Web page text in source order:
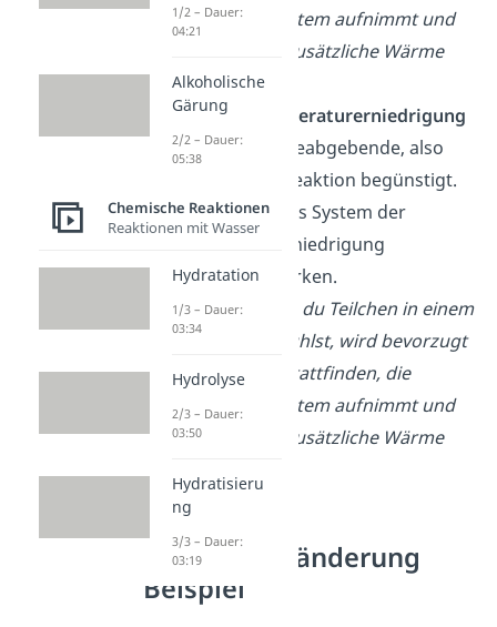
Wärme ins System aufnimmt und
nicht die, die zusätzliche Wärme
abgibt.
Bei einer
Temperaturerniedrigung
wird die wärmeabgebende, also
, Reaktion begünstigt.
So versucht das System der
Temperaturerniedrigung
entgegenzuwirken.
Beispiel:
Wenn du Teilchen in einem
Behältnis abkühlst, wird bevorzugt
die Reaktion stattfinden, die
Wärme ins System aufnimmt und
nicht die, die zusätzliche Wärme
Temperaturänderung
Beispiel
1/2 – Dauer:
04:21
Alkoholische
Gärung
2/2 – Dauer:
05:38
Chemische Reaktionen
Reaktionen mit Wasser
Hydratation
1/3 – Dauer:
03:34
Hydrolyse
2/3 – Dauer:
03:50
Hydratisieru
ng
3/3 – Dauer:
03:19